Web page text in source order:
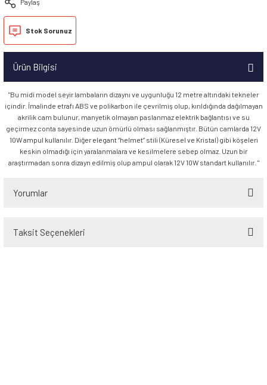
Stok Sorunuz
Ürün Bilgisi
"Bu midi model seyir lambaların dizaynı ve uygunluğu 12 metre altındaki tekneler
içindir. İmalinde etrafı ABS ve polikarbon ile çevrilmiş olup, kırıldığında dağılmayan
akrilik cam bulunur, manyetik olmayan paslanmaz elektrik bağlantısı ve su
geçirmez conta sayesinde uzun ömürlü olması sağlanmıştır. Bütün camlarda 12V
10W ampul kullanılır. Diğer elegant “helmet” stili (Küresel ve Kristal) gibi köşeleri
keskin olmadığı için yaralanmalara ve kesilmelere sebep olmaz. Uzun bir
araştırmadan sonra dizayn edilmiş olup ampul olarak 12V 10W standart kullanılır. "
Yorumlar
Taksit Seçenekleri